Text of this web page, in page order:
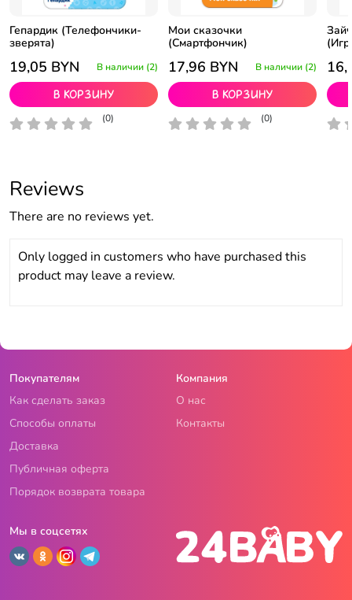
Гепардик (Телефончики-
зверята)
19,05 BYN В наличии (2)
В корзину
(0)
Мои сказочки
(Смартфончик)
17,96 BYN В наличии (2)
В корзину
(0)
Reviews
There are no reviews yet.
Only logged in customers who have purchased this
product may leave a review.
Покупателям
Как сделать заказ
Способы оплаты
Доставка
Публичная оферта
Порядок возврата товара
Компания
О нас
Контакты
Мы в соцсетях